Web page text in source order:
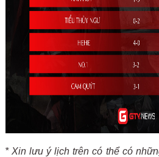
* Xin lưu ý lịch trên có thể có